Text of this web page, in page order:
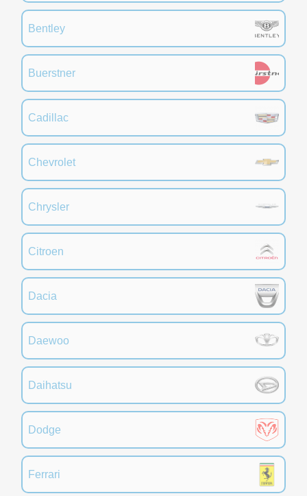
Bentley
Buerstner
Cadillac
Chevrolet
Chrysler
Citroen
Dacia
Daewoo
Daihatsu
Dodge
Ferrari